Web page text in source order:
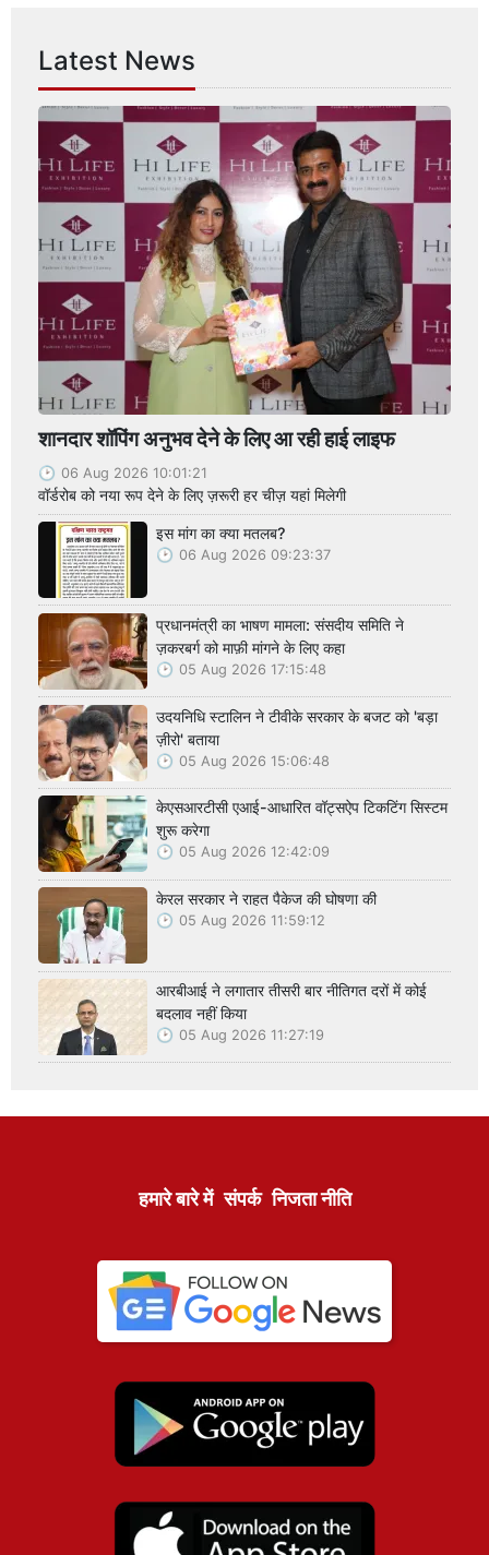
Latest News
शानदार शॉपिंग अनुभव देने के लिए आ रही हाई लाइफ
06 Aug 2026 10:01:21
वॉर्डरोब को नया रूप देने के लिए ज़रूरी हर चीज़ यहां मिलेगी
इस मांग का क्या मतलब?
06 Aug 2026 09:23:37
प्रधानमंत्री का भाषण मामला: संसदीय समिति ने
ज़करबर्ग को माफ़ी मांगने के लिए कहा
05 Aug 2026 17:15:48
उदयनिधि स्टालिन ने टीवीके सरकार के बजट को 'बड़ा
ज़ीरो' बताया
05 Aug 2026 15:06:48
केएसआरटीसी एआई-आधारित वॉट्सऐप टिकटिंग सिस्टम
शुरू करेगा
05 Aug 2026 12:42:09
केरल सरकार ने राहत पैकेज की घोषणा की
05 Aug 2026 11:59:12
आरबीआई ने लगातार तीसरी बार नीतिगत दरों में कोई
बदलाव नहीं किया
05 Aug 2026 11:27:19
हमारे बारे में संपर्क निजता नीति